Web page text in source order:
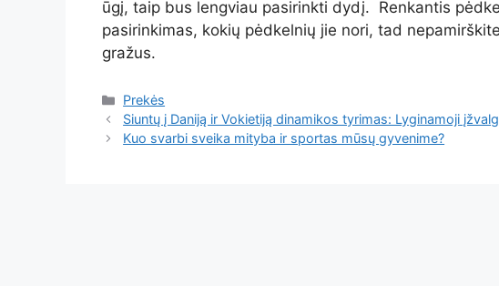
ūgį, taip bus lengviau pasirinkti dydį. Renkantis
pasirinkimas, kokių pėdkelnių jie nori, tad
gražus.
Kategorijos
Prekės
Siuntų į Daniją ir Vokietiją dinamikos tyrimas: Lyginamoji
Kuo svarbi sveika mityba ir sportas mūsų gyvenime?